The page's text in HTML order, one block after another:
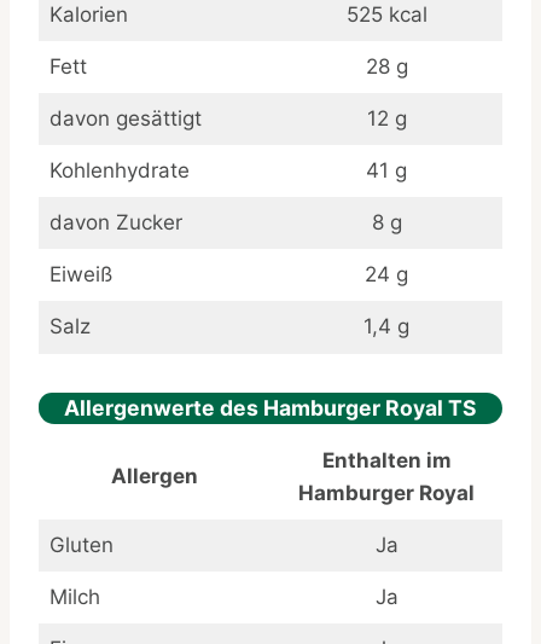
Kalorien 525 kcal
Fett 28 g
davon gesättigt 12 g
Kohlenhydrate 41 g
davon Zucker 8 g
Eiweiß 24 g
Salz 1,4 g
Allergenwerte des Hamburger Royal TS
Allergen
Enthalten im
Hamburger Royal
Gluten Ja
Milch Ja